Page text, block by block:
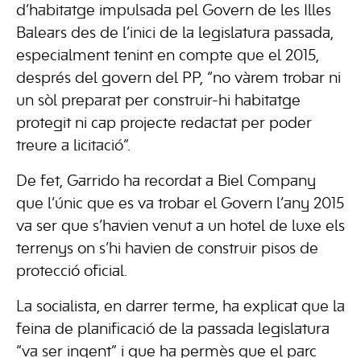
d’habitatge impulsada pel Govern de les Illes
Balears des de l’inici de la legislatura passada,
especialment tenint en compte que el 2015,
després del govern del PP, “no vàrem trobar ni
un sòl preparat per construir-hi habitatge
protegit ni cap projecte redactat per poder
treure a licitació”.
De fet, Garrido ha recordat a Biel Company
que l’únic que es va trobar el Govern l’any 2015
va ser que s’havien venut a un hotel de luxe els
terrenys on s’hi havien de construir pisos de
protecció oficial.
La socialista, en darrer terme, ha explicat que la
feina de planificació de la passada legislatura
“va ser ingent” i que ha permès que el parc